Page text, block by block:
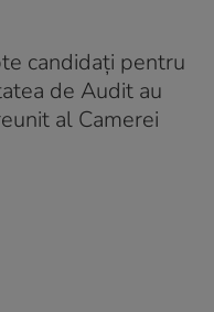
candidaţi pentru
de Audit au
al Camerei